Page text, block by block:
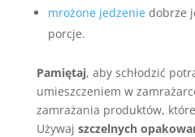
mrożone jedzeniedobrze
porcje.
Pamiętaj, aby schłodzić
umieszczeniem w
zamrażania produktów,
Używaj szczelnych